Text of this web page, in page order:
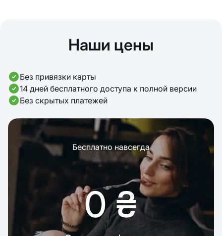
Наши цены
Без привязки карты
14 дней бесплатного доступа к полной версии
Без скрытых платежей
Бесплатно навсегда
0 ₴